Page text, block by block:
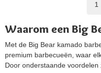
1
Waarom een Big
Met de Big Bear kamado
premium barbecueën, waar
Door onderstaande